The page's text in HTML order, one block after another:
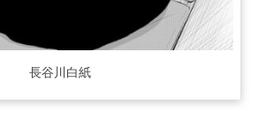
長谷川白紙